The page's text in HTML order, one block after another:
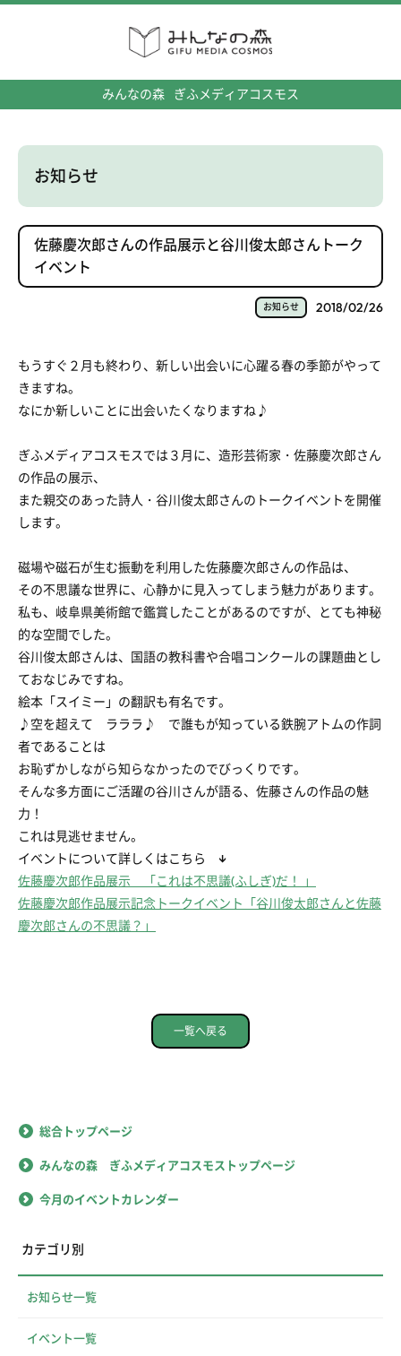
みんなの森 ぎふメディアコスモス
お知らせ
佐藤慶次郎さんの作品展示と谷川俊太郎さんトーク
イベント
お知らせ 2018/02/26
もうすぐ２月も終わり、新しい出会いに心躍る春の季節がやって
きますね。
なにか新しいことに出会いたくなりますね♪
ぎふメディアコスモスでは３月に、造形芸術家・佐藤慶次郎さん
の作品の展示、
また親交のあった詩人・谷川俊太郎さんのトークイベントを開催
します。
磁場や磁石が生む振動を利用した佐藤慶次郎さんの作品は、
その不思議な世界に、心静かに見入ってしまう魅力があります。
私も、岐阜県美術館で鑑賞したことがあるのですが、とても神秘
的な空間でした。
谷川俊太郎さんは、国語の教科書や合唱コンクールの課題曲とし
ておなじみですね。
絵本「スイミー」の翻訳も有名です。
♪空を超えて ラララ♪ で誰もが知っている鉄腕アトムの作詞
者であることは
お恥ずかしながら知らなかったのでびっくりです。
そんな多方面にご活躍の谷川さんが語る、佐藤さんの作品の魅
力！
これは見逃せません。
イベントについて詳しくはこちら ↓
佐藤慶次郎作品展示 「これは不思議(ふしぎ)だ！ 」
佐藤慶次郎作品展示記念トークイベント「谷川俊太郎さんと佐藤
慶次郎さんの不思議？」
一覧へ戻る
総合トップページ
みんなの森 ぎふメディアコスモストップページ
今月のイベントカレンダー
カテゴリ別
お知らせ一覧
イベント一覧